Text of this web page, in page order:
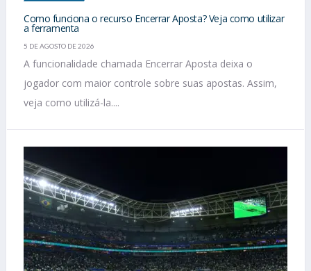
Como funciona o recurso Encerrar Aposta? Veja como utilizar
a ferramenta
5 DE AGOSTO DE 2026
A funcionalidade chamada Encerrar Aposta deixa o
jogador com maior controle sobre suas apostas. Assim,
veja como utilizá-la....